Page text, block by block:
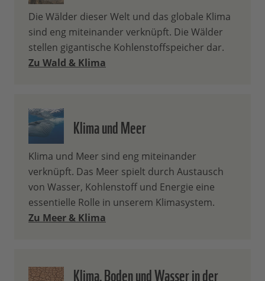
Die Wälder dieser Welt und das globale Klima
sind eng miteinander verknüpft. Die Wälder
stellen gigantische Kohlenstoffspeicher dar.
Zu Wald & Klima
Klima und Meer
Klima und Meer sind eng miteinander
verknüpft. Das Meer spielt durch Austausch
von Wasser, Kohlenstoff und Energie eine
essentielle Rolle in unserem Klimasystem.
Zu Meer & Klima
Klima, Boden und Wasser in der